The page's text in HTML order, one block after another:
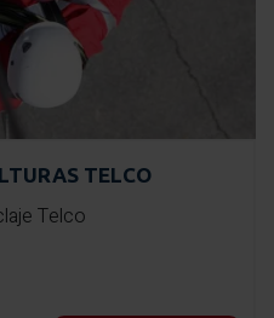
TELCO
Telco